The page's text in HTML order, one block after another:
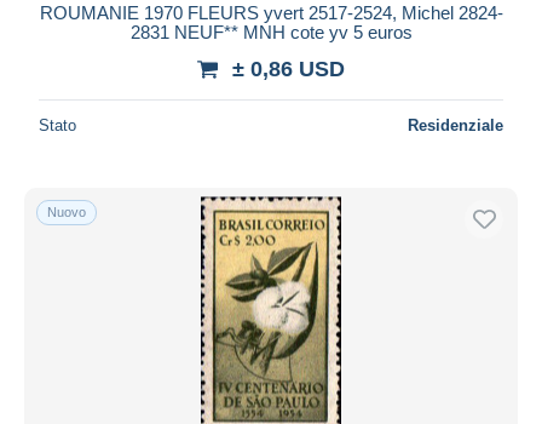
ROUMANIE 1970 FLEURS yvert 2517-2524, Michel 2824-
2831 NEUF** MNH cote yv 5 euros
± 0,86 USD
Stato Residenziale
Nuovo